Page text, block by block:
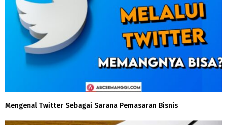
Mengenal Twitter Sebagai Sarana Pemasaran Bisnis